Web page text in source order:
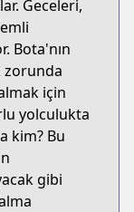
Geceleri,
Bota'nın
zorunda
için
yolculukta
kim? Bu
gibi